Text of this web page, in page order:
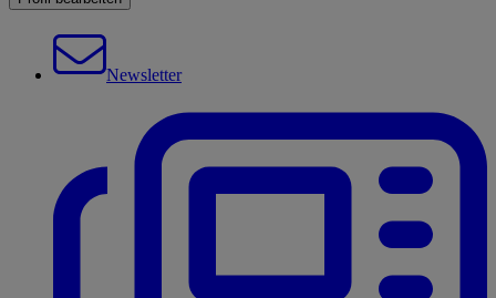
Newsletter